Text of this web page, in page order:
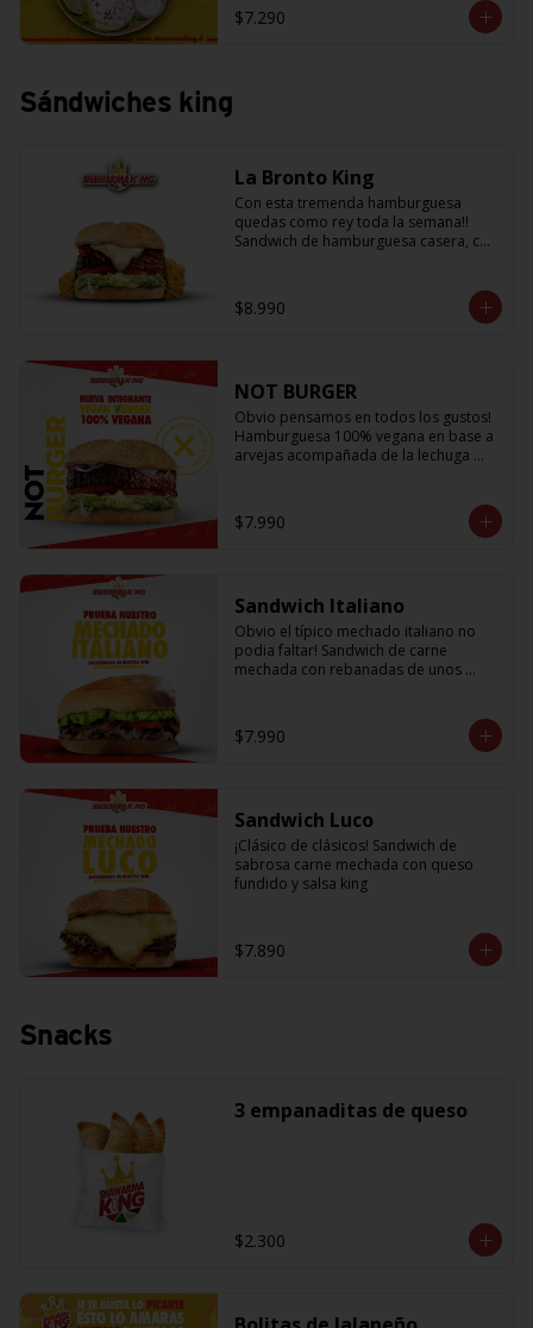
$7.290
Sándwiches king
La Bronto King
Con esta tremenda hamburguesa
quedas como rey toda la semana!!
Sandwich de hamburguesa casera, con
queso fundido, crujientes papitas hilo
y salsa king... Uff es pero ¡E-X-Q-U-I-S-I-
$8.990
NOT BURGER
Obvio pensamos en todos los gustos!
Hamburguesa 100% vegana en base a
arvejas acompañada de la lechuga
toque crujiente y Not Mayo
$7.990
Sandwich Italiano
Obvio el típico mechado italiano no
podia faltar! Sandwich de carne
mechada con rebanadas de unos
que probaras y para darle el toque
una sutil salsa king 👑
$7.990
Sandwich Luco
¡Clásico de clásicos! Sandwich de
sabrosa carne mechada con queso
fundido y salsa king
$7.890
Snacks
3 empanaditas de queso
$2.300